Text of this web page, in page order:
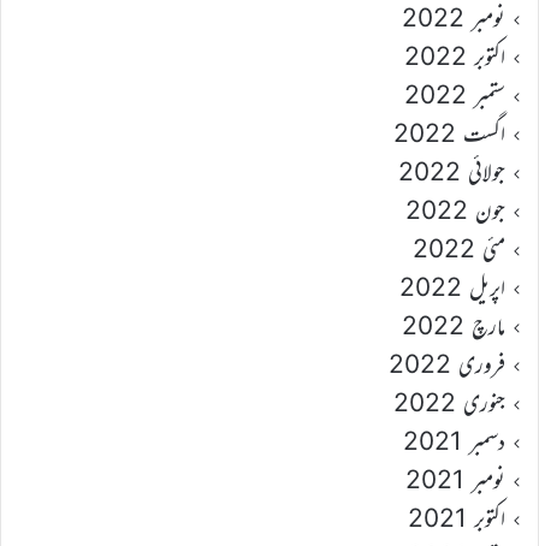
نومبر 2022
اکتوبر 2022
ستمبر 2022
اگست 2022
جولائی 2022
جون 2022
مئی 2022
اپریل 2022
مارچ 2022
فروری 2022
جنوری 2022
دسمبر 2021
نومبر 2021
اکتوبر 2021